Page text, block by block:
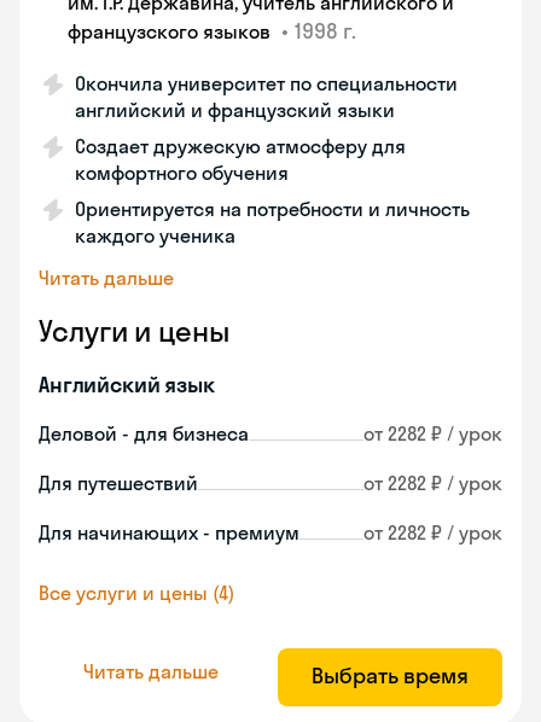
французского языков • 1998 г.
Окончила университет по специальности
английский и французский языки
Создает дружескую атмосферу для
комфортного обучения
Ориентируется на потребности и личность
каждого ученика
Читать дальше
Услуги и цены
Английский язык
Деловой - для бизнеса от 2282 ₽ / урок
Для путешествий от 2282 ₽ / урок
Для начинающих - премиум от 2282 ₽ / урок
Все услуги и цены (4)
Читать дальше Выбрать время